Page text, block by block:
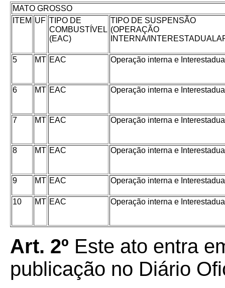
MATO GROSSO
ITEM UF TIPO DE
COMBUSTÍVEL
(EAC)
TIPO DE SUSPENSÃO
(OPERAÇÃO
INTERNA/
5 MT EAC Operação interna e
6 MT EAC Operação interna e
7 MT EAC Operação interna e
8 MT EAC Operação interna e
9 MT EAC Operação interna e
10 MT EAC Operação interna e
Art. 2º Este ato entra
publicação no Diário